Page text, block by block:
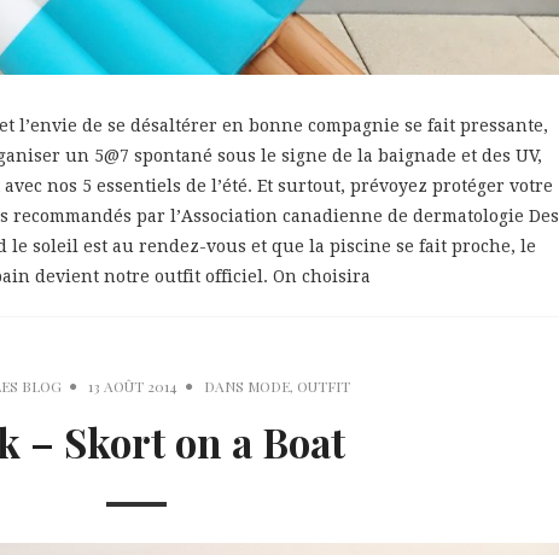
l’envie de se désaltérer en bonne compagnie se fait pressante,
un 5@7 spontané sous le signe de la baignade et des UV,
nos 5 essentiels de l’été. Et surtout, prévoyez protéger votre
par l’Association canadienne de dermatologie Des
le soleil est au rendez-vous et que la piscine se fait proche, le
devient notre outfit officiel. On choisira
BLOG 13 AOÛT 2014 DANS MODE, OUTFIT
– Skort on a Boat